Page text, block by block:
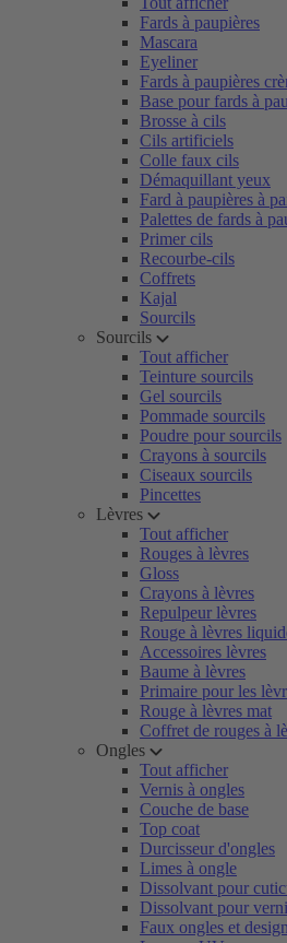
Fards à paupières
Mascara
Eyeliner
Fards à paupières
Base pour fards à
Brosse à cils
Cils artificiels
Colle faux cils
Démaquillant yeux
Fard à paupières à
Palettes de fards à
Primer cils
Recourbe-cils
Coffrets
Kajal
Sourcils
Sourcils
Tout afficher
Teinture sourcils
Gel sourcils
Pommade sourcils
Poudre pour sourcils
Crayons à sourcils
Ciseaux sourcils
Pincettes
Lèvres
Tout afficher
Rouges à lèvres
Gloss
Crayons à lèvres
Repulpeur lèvres
Rouge à lèvres
Accessoires lèvres
Baume à lèvres
Primaire pour les
Rouge à lèvres mat
Coffret de rouges à
Ongles
Tout afficher
Vernis à ongles
Couche de base
Top coat
Durcisseur d'ongles
Limes à ongle
Dissolvant pour
Dissolvant pour
Faux ongles et